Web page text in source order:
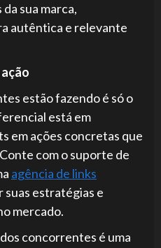
sua marca,
autêntica e relevante
estão fazendo é só o
está em
em ações concretas que
com o suporte de
agência de links
suas estratégias e
mercado.
concorrentes é uma